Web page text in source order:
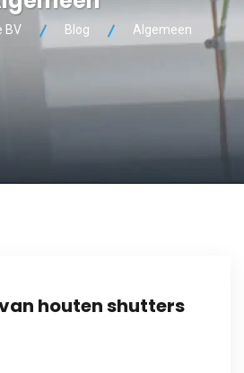
BV Blog Algemeen
houten shutters